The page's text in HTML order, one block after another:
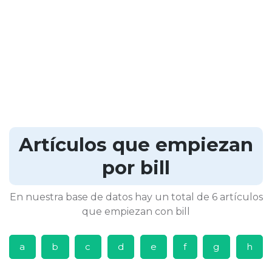
Artículos que empiezan
por bill
En nuestra base de datos hay un total de 6 artículos
que empiezan con bill
a b c d e f g h